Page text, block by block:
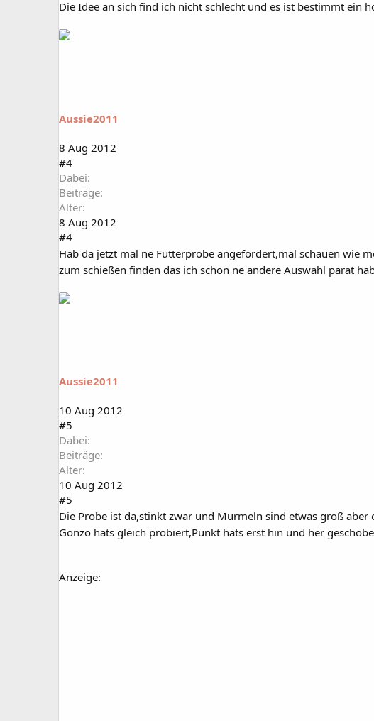
Die Idee an sich find ich nicht schlecht und es ist bestimmt ein
Aussie2011
8 Aug 2012
#4
Dabei
Beiträge
Alter
8 Aug 2012
#4
Hab da jetzt mal ne Futterprobe angefordert,mal schauen wie
zum schießen finden das ich schon ne andere Auswahl parat
Aussie2011
10 Aug 2012
#5
Dabei
Beiträge
Alter
10 Aug 2012
#5
Die Probe ist da,stinkt zwar und Murmeln sind etwas groß aber
Gonzo hats gleich probiert,Punkt hats erst hin und her
Anzeige: